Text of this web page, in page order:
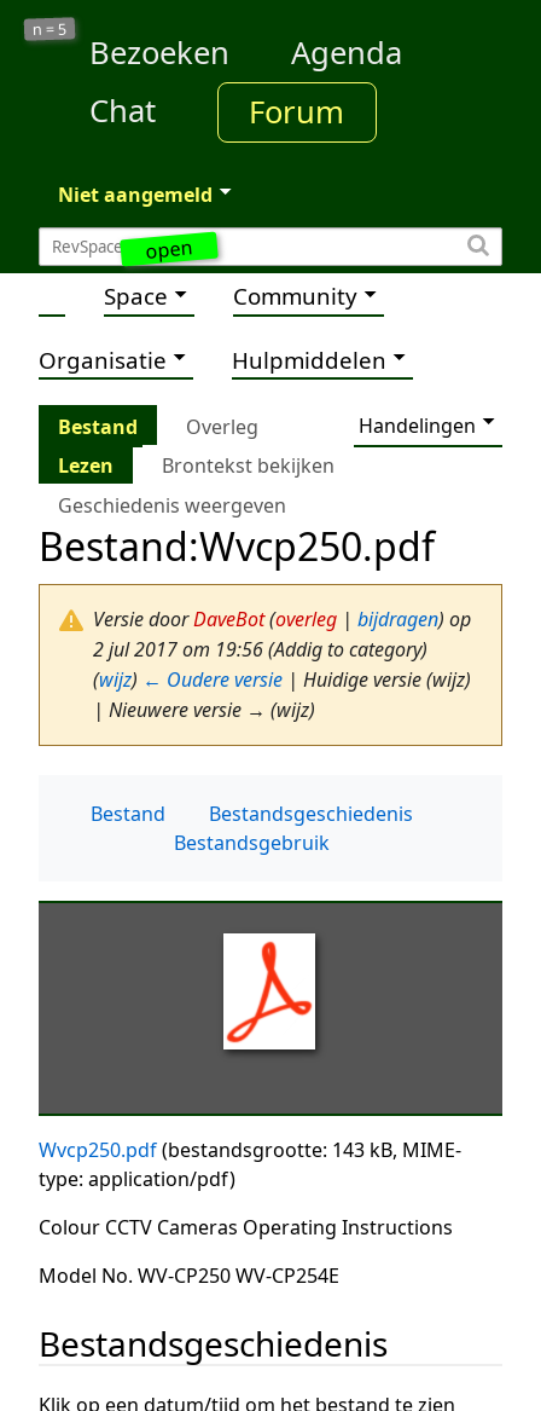
open
n = 5
Bezoeken
Agenda
Chat
Forum
Niet aangemeld
Space Community
Organisatie Hulpmiddelen
Bestand Overleg
Handelingen
Lezen
Brontekst bekijken
Geschiedenis weergeven
Bestand:Wvcp250.pdf
Versie doorDaveBot(overleg | bijdragen) op
2 jul 2017 om 19:56(Addig to category)
(wijz) ← Oudere versie | Huidige versie (wijz)
| Nieuwere versie → (wijz)
Bestand
Bestandsgeschiedenis
Bestandsgebruik
Wvcp250.pdf(bestandsgrootte: 143 kB, MIME-
type: application/pdf)
Colour CCTV Cameras Operating Instructions
Model No. WV-CP250 WV-CP254E
Bestandsgeschiedenis
Klik op een datum/tijd om het bestand te zien